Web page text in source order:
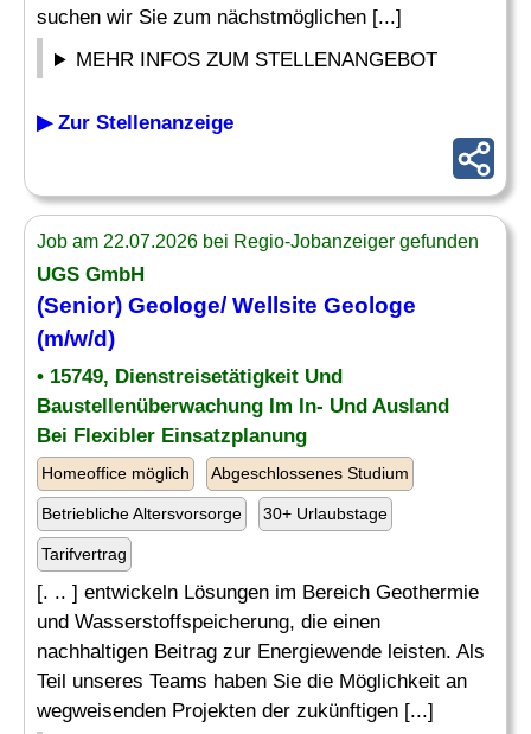
suchen wir Sie zum nächstmöglichen [...]
MEHR INFOS ZUM STELLENANGEBOT
▶ Zur Stellenanzeige
Job am 22.07.2026 bei Regio-Jobanzeiger gefunden
UGS GmbH
(Senior) Geologe/ Wellsite Geologe
(m/w/d)
• 15749, Dienstreisetätigkeit Und
Baustellenüberwachung Im In- Und Ausland
Bei Flexibler Einsatzplanung
Homeoffice möglich Abgeschlossenes Studium
Betriebliche Altersvorsorge 30+ Urlaubstage
Tarifvertrag
[. .. ] entwickeln Lösungen im Bereich Geothermie
und Wasserstoffspeicherung, die einen
nachhaltigen Beitrag zur Energiewende leisten. Als
Teil unseres Teams haben Sie die Möglichkeit an
wegweisenden Projekten der zukünftigen [...]